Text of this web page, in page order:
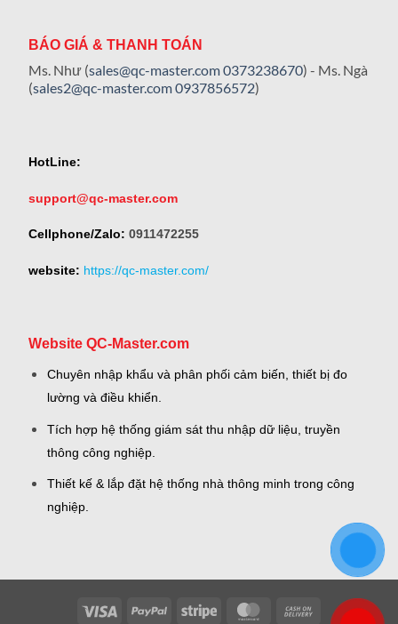
BÁO GIÁ & THANH TOÁN
Ms. Như (sales@qc-master.com0373238670) - Ms. Ngà
(sales2@qc-master.com0937856572)
HotLine:
support@qc-master.com
Cellphone/Zalo: 0911472255
website: https://qc-master.com/
Website QC-Master.com
Chuyên nhập khẩu và phân phối cảm biến, thiết bị đo
lường và điều khiển.
Tích hợp hệ thống giám sát thu nhập dữ liệu, truyền
thông công nghiệp.
Thiết kế & lắp đặt hệ thống nhà thông minh trong công
nghiệp.
Visa PayPal Stripe MasterCardCash